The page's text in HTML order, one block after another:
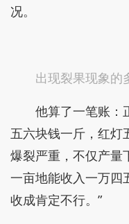
况。
出现裂果现象的
他算了一笔账：
五六块钱一斤，红灯
爆裂严重，不仅产量
一亩地能收入一万四
收成肯定不行。”